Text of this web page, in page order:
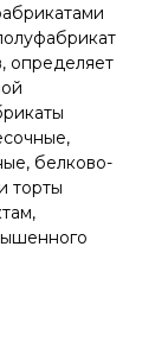
определяет
белково-
торты